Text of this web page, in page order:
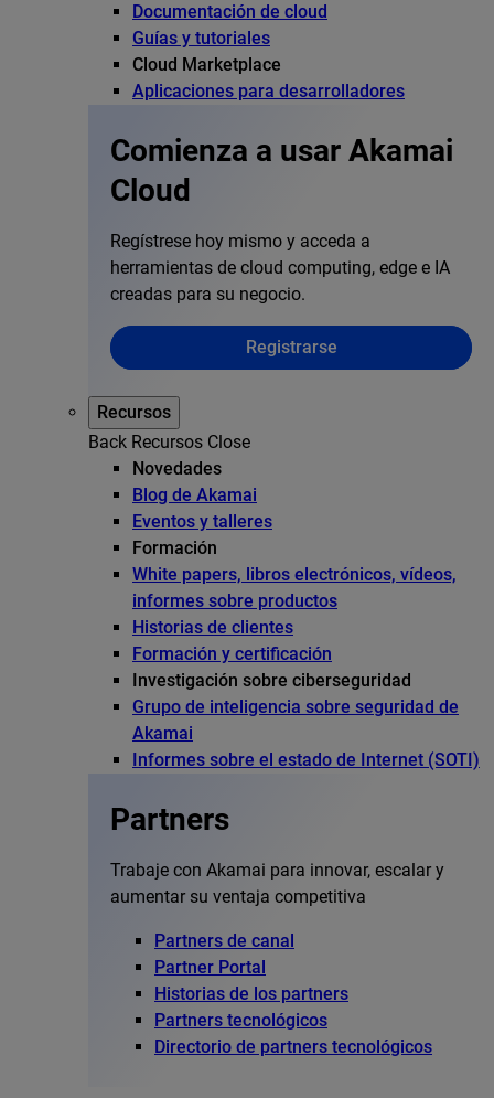
Documentación de cloud
Guías y tutoriales
Cloud Marketplace
Aplicaciones para desarrolladores
Comienza a usar Akamai
Cloud
Regístrese hoy mismo y acceda a
herramientas de cloud computing, edge e IA
creadas para su negocio.
Registrarse
Recursos
Back Recursos Close
Novedades
Blog de Akamai
Eventos y talleres
Formación
White papers, libros electrónicos, vídeos,
informes sobre productos
Historias de clientes
Formación y certificación
Investigación sobre ciberseguridad
Grupo de inteligencia sobre seguridad de
Akamai
Informes sobre el estado de Internet (SOTI)
Partners
Trabaje con Akamai para innovar, escalar y
aumentar su ventaja competitiva
Partners de canal
Partner Portal
Historias de los partners
Partners tecnológicos
Directorio de partners tecnológicos